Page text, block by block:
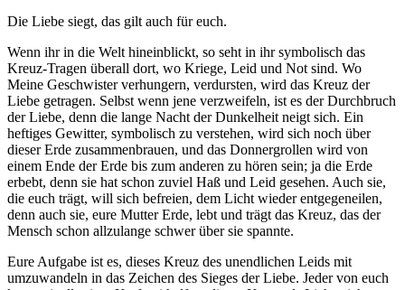
Die Liebe siegt, das gilt auch für euch.
Wenn ihr in die Welt hineinblickt, so seht in ihr symbolisch das
Kreuz-Tragen überall dort, wo Kriege, Leid und Not sind. Wo
Meine Geschwister verhungern, verdursten, wird das Kreuz der
Liebe getragen. Selbst wenn jene verzweifeln, ist es der Durchbruch
der Liebe, denn die lange Nacht der Dunkelheit neigt sich. Ein
heftiges Gewitter, symbolisch zu verstehen, wird sich noch über
dieser Erde zusammenbrauen, und das Donnergrollen wird von
einem Ende der Erde bis zum anderen zu hören sein; ja die Erde
erbebt, denn sie hat schon zuviel Haß und Leid gesehen. Auch sie,
die euch trägt, will sich befreien, dem Licht wieder entgegeneilen,
denn auch sie, eure Mutter Erde, lebt und trägt das Kreuz, das der
Mensch schon allzulange schwer über sie spannte.
Eure Aufgabe ist es, dieses Kreuz des unendlichen Leids mit
umzuwandeln in das Zeichen des Sieges der Liebe. Jeder von euch